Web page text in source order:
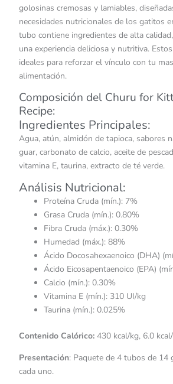
golosinas cremosas y lamiables,
necesidades nutricionales de los gatitos
tubo contiene ingredientes de alta
una experiencia deliciosa y nutritiva.
ideales para reforzar el vínculo con tu
alimentación.​
Composición del Churu for
Recipe:
Ingredientes Principales:
Agua, atún, almidón de tapioca, sabores
guar, carbonato de calcio, aceite de
vitamina E, taurina, extracto de té verde.​
Análisis Nutricional:
Proteína Cruda (mín.): 7%​
Grasa Cruda (mín.): 0.80%​
Fibra Cruda (máx.): 0.30%​
Humedad (máx.): 88%​
Ácido Docosahexaenoico (DHA)
Ácido Eicosapentaenoico (EPA)
Calcio (mín.): 0.30%​
Vitamina E (mín.): 310 UI/kg​
Taurina (mín.): 0.025%​
Contenido Calórico: 430 kcal/kg, 6.0
Presentación: Paquete de 4 tubos de 14
cada uno.​